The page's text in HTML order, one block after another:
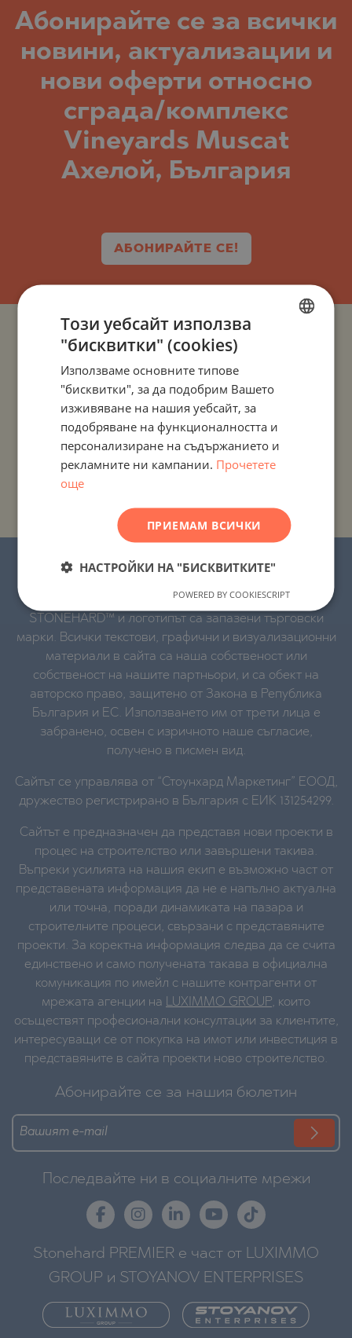
Абонирайте се за всички
новини, актуализации и
нови оферти относно
сграда/комплекс
Vineyards Muscat
Ахелой, България
АБОНИРАЙТЕ СЕ!
ПРОЕКТИ И ИМОТИ ПО ДЪРЖАВИ
ПРОЕКТИ И ИМОТИ ПО НАСЕЛЕНИ МЕСТА
ПРОЕКТИ И ИМОТИ ПО ТИП ИМОТ
ПРОЕКТИ И ИМОТИ ПО РАЙОН
© 2016-2026 “Стоунхард Маркетинг” ЕООД.
STONEHARD™ и логотипът са запазени търговски
марки. Всички текстови, графични и визуализационни
материали в сайта са наша собственост или
собственост на нашите партньори, и са обект на
авторско право, защитено от Закона в Република
България и ЕС. Използването им от трети лица е
забранено, освен с изричното наше съгласие,
получено в писмен вид.
Сайтът се управлява от “Стоунхард Маркетинг” ЕООД,
дружество регистрирано в България с ЕИК 131254299.
Сайтът е предназначен да представя нови проекти в
процес на строителство или завършени такива.
Въпреки усилията на нашия екип е възможно част от
представената информация да не е напълно актуална
или точна, поради динамиката на пазара и
строителните процеси, свързани с представяните
проекти. За коректна информация следва да се счита
единствено и само получената такава в официална
комуникация по имейл с нашите контрагенти от
мрежата агенции на LUXIMMO GROUP, които
осъществят професионални консултации за клиентите,
интересуващи се от покупка на имот или инвестиция в
представяните в сайта проекти ново строителство.
Абонирайте се за нашия бюлетин
Последвайте ни в социалните мрежи
Stonehard PREMIER е част от LUXIMMO
GROUP и STOYANOV ENTERPRISES
GERMAN
FRENCH
ROMANIAN
SERBIAN
Този уебсайт използва
"бисквитки" (cookies)
Използваме основните типове
"бисквитки", за да подобрим Вашето
изживяване на нашия уебсайт, за
подобряване на функционалността и
персонализиране на съдържанието и
рекламните ни кампании. Прочетете
още
ПРИЕМАМ ВСИЧКИ
НАСТРОЙКИ НА "БИСКВИТКИТЕ"
POWERED BY COOKIESCRIPT